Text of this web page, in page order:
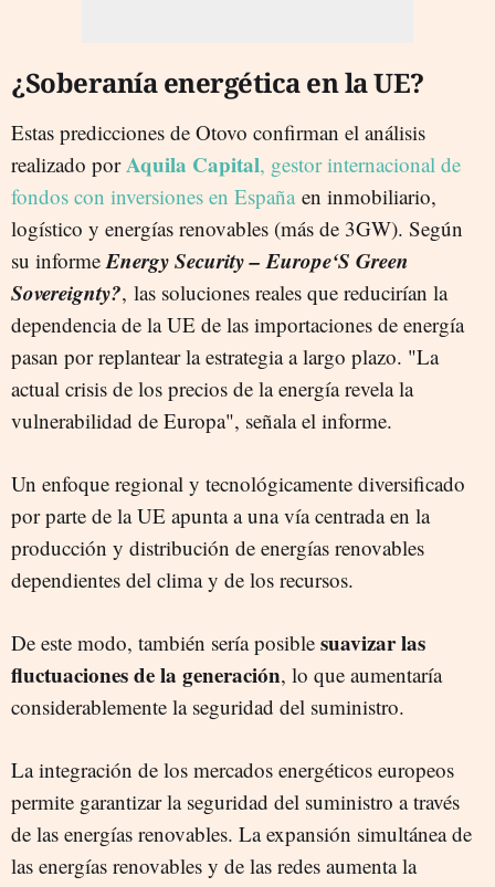
¿Soberanía energética en la UE?
Estas predicciones de Otovo confirman el análisis
realizado porAquila Capital, gestor internacional de
fondos con inversiones en Españaen inmobiliario,
logístico y energías renovables (más de 3GW). Según
su informeEnergy Security – Europe‘S Green
Sovereignty?, las soluciones reales que reducirían la
dependencia de la UE de las importaciones de energía
pasan por replantear la estrategia a largo plazo. "La
actual crisis de los precios de la energía revela la
vulnerabilidad de Europa", señala el informe.
Un enfoque regional y tecnológicamente diversificado
por parte de la UE apunta a una vía centrada en la
producción y distribución de energías renovables
dependientes del clima y de los recursos.
De este modo, también sería posible suavizar las
fluctuaciones de la generación, lo que aumentaría
considerablemente la seguridad del suministro.
La integración de los mercados energéticos europeos
permite garantizar la seguridad del suministro a través
de las energías renovables. La expansión simultánea de
las energías renovables y de las redes aumenta la